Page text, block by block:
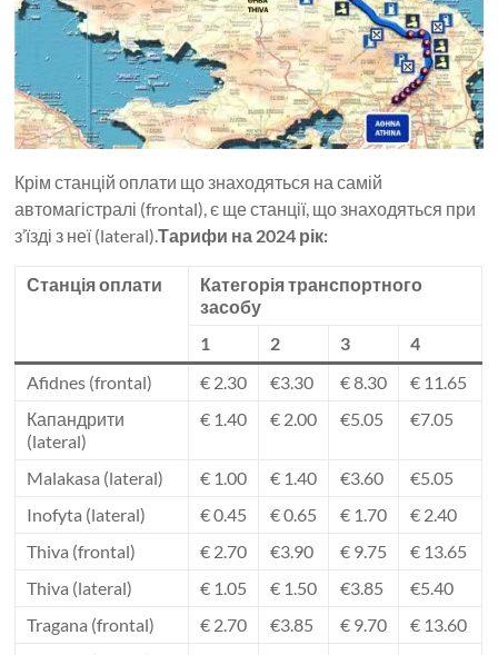
Крім станцій оплати що знаходяться на самій
автомагістралі (frontal), є ще станції, що знаходяться при
з’їзді з неї (lateral).Тарифи на 2024 рік:
Станція оплати
Категорія транспортного
засобу
1
2 3
4
Afidnes (frontal)
€ 2.30 €3.30 € 8.30
€ 11.65
Капандрити
(lateral)
€ 1.40 € 2.00 €5.05 €7.05
Malakasa (lateral) € 1.00 € 1.40 €3.60
€5.05
Inofyta (lateral)
€ 0.45 € 0.65 € 1.70
€ 2.40
Thiva (frontal)
€ 2.70 €3.90 € 9.75
€ 13.65
Thiva (lateral)
€ 1.05 € 1.50 €3.85
€5.40
Tragana (frontal)
€ 2.70 €3.85 € 9.70
€ 13.60